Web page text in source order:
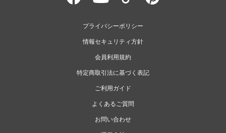
プライバシーポリシー
情報セキュリティ方針
会員利用規約
特定商取引法に基づく表記
ご利用ガイド
よくあるご質問
お問い合わせ